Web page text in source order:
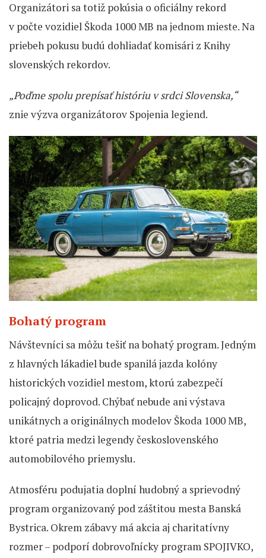
Organizátori sa totiž pokúsia o oficiálny rekord
v počte vozidiel Škoda 1000 MB na jednom mieste. Na
priebeh pokusu budú dohliadať komisári z Knihy
slovenských rekordov.
„Poďme spolu prepísať históriu v srdci Slovenska,“
znie výzva organizátorov Spojenia legiend.
Bohatý program
Návštevníci sa môžu tešiť na bohatý program. Jedným
z hlavných lákadiel bude spanilá jazda kolóny
historických vozidiel mestom, ktorú zabezpečí
policajný doprovod. Chýbať nebude ani výstava
unikátnych a originálnych modelov Škoda 1000 MB,
ktoré patria medzi legendy československého
automobilového priemyslu.
Atmosféru podujatia doplní hudobný a sprievodný
program organizovaný pod záštitou mesta Banská
Bystrica. Okrem zábavy má akcia aj charitatívny
rozmer – podporí dobrovoľnícky program SPOJIVKO,